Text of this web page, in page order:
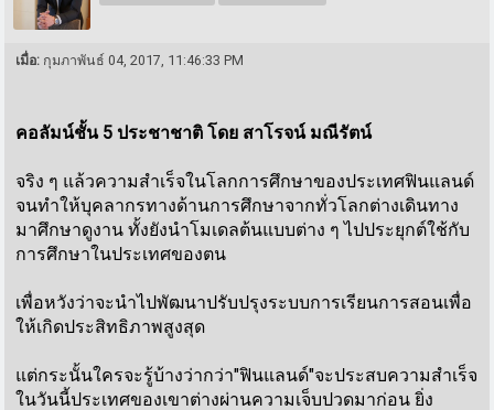
เมื่อ: กุมภาพันธ์ 04, 2017, 11:46:33 PM
คอลัมน์ชั้น 5 ประชาชาติ โดย สาโรจน์ มณีรัตน์
จริง ๆ แล้วความสำเร็จในโลกการศึกษาของประเทศฟินแลนด์
จนทำให้บุคลากรทางด้านการศึกษาจากทั่วโลกต่างเดินทาง
มาศึกษาดูงาน ทั้งยังนำโมเดลต้นแบบต่าง ๆ ไปประยุกต์ใช้กับ
การศึกษาในประเทศของตน
เพื่อหวังว่าจะนำไปพัฒนาปรับปรุงระบบการเรียนการสอนเพื่อ
ให้เกิดประสิทธิภาพสูงสุด
แต่กระนั้นใครจะรู้บ้างว่ากว่า"ฟินแลนด์"จะประสบความสำเร็จ
ในวันนี้ประเทศของเขาต่างผ่านความเจ็บปวดมาก่อน ยิ่ง